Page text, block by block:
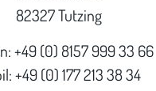
82327 Tutzing
+49 (0) 8157 999 33 66
+49 (0) 177 213 38 34